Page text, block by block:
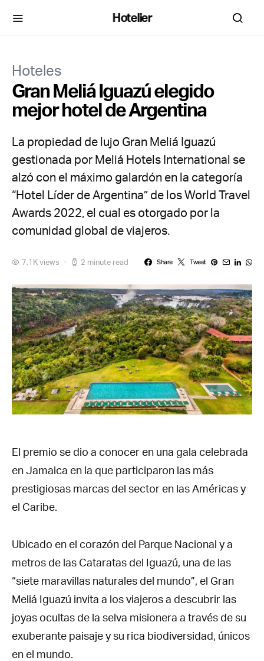
Hotelier
Hoteles
Gran Meliá Iguazú elegido
mejor hotel de Argentina
La propiedad de lujo Gran Meliá Iguazú
gestionada por Meliá Hotels International se
alzó con el máximo galardón en la categoría
“Hotel Líder de Argentina” de los World Travel
Awards 2022, el cual es otorgado por la
comunidad global de viajeros.
7,1K views 2 minute read Share Tweet
El premio se dio a conocer en una gala celebrada
en Jamaica en la que participaron las más
prestigiosas marcas del sector en las Américas y
el Caribe.
Ubicado en el corazón del Parque Nacional y a
metros de las Cataratas del Iguazú, una de las
“siete maravillas naturales del mundo”, el Gran
Meliá Iguazú invita a los viajeros a descubrir las
joyas ocultas de la selva misionera a través de su
exuberante paisaje y su rica biodiversidad, únicos
en el mundo.